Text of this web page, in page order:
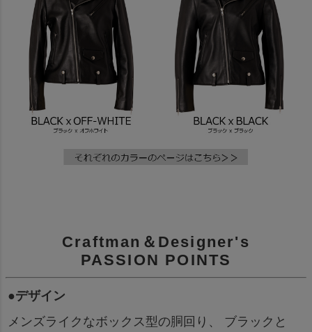
Craftman＆Designer's
PASSION POINTS
●デザイン
メンズライクなボックス型の胴回り、 ブラックと